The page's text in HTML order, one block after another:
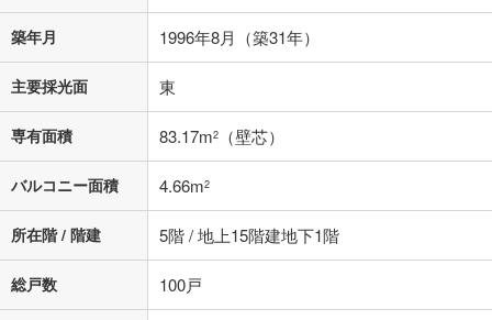
不動産会社に購入相談をする
築年月 1996年8月（築31年）
主要採光面 東
専有面積 83.17m2 （壁芯）
バルコニー面積 4.66m2
所在階 / 階建 5階 / 地上15階建地下1階
総戸数 100戸